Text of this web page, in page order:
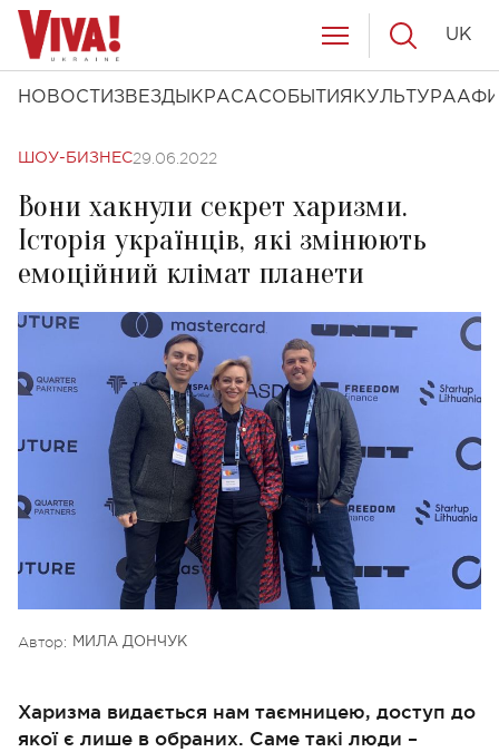
НОВОСТИ ЗВЕЗДЫ КРАСАСОБЫТИЯ КУЛЬТУРА
UK
ШОУ-БИЗНЕС29.06.2022
Вони хакнули секрет харизми.
Історія українців, які змінюють
емоційний клімат планети
Автор: МИЛА ДОНЧУК
Харизма видається нам таємницею, доступ до
якої є лише в обраних. Саме такі люди –